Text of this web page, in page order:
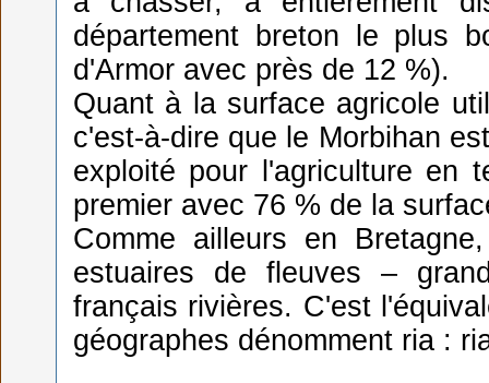
département breton le plus
d'Armor avec près de 12 %).
Quant à la surface agricole
c'est-à-dire que le Morbihan
exploité pour l'agriculture en
premier avec 76 % de la
Comme ailleurs en
estuaires de fleuves –
français rivières. C'est
géographes dénomment ria :